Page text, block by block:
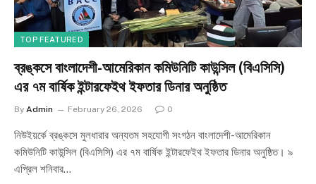
TOP FEATURED
ব্রঙ্কসে বাংলাদেশী-আমেরিকান কমিউনিটি কাউন্সিল (বিএসিসি)
এর ৭ম বার্ষিক ইন্টারফেইথ ইফতার ডিনার অনুষ্ঠিত
By Admin February 26, 2026 0
নিউইয়র্কে ব্রঙ্কসে মুলধারার অন্যতম সহযোগী সংগঠন বাংলাদেশী-আমেরিকান
কমিউনিটি কাউন্সিল (বিএসিসি) এর ৭ম বার্ষিক ইন্টারফেইথ ইফতার ডিনার অনুষ্ঠিত। ৯
এপ্রিল শনিবার…